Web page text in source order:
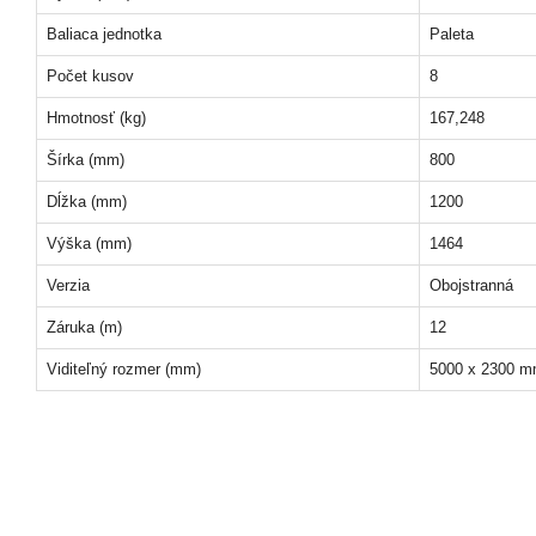
Baliaca jednotka Paleta
Počet kusov 8
Hmotnosť (kg) 167,248
Šírka (mm) 800
Dĺžka (mm) 1200
Výška (mm) 1464
Verzia Obojstranná
Záruka (m) 12
Viditeľný rozmer (mm) 5000 x 2300